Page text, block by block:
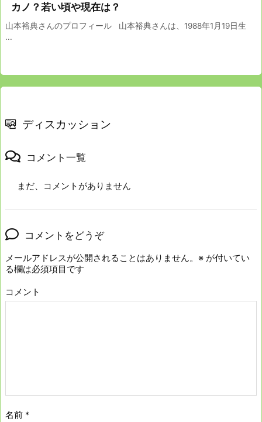
カノ？若い頃や現在は？
山本裕典さんのプロフィール 山本裕典さんは、1988年1月19日生
...
ディスカッション
コメント一覧
まだ、コメントがありません
コメントをどうぞ
メールアドレスが公開されることはありません。 ※ が付いてい
る欄は必須項目です
コメント
名前 *